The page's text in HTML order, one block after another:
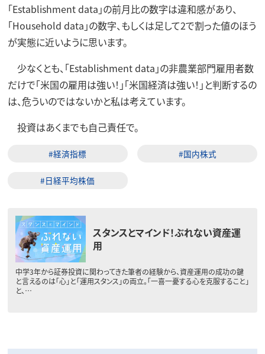
「Establishment data」の前月比の数字は違和感があり、
「Household data」の数字、もしくは足して2で割った値のほう
が実態に近いように思います。
少なくとも、「Establishment data」の非農業部門雇用者数
だけで「米国の雇用は強い！」「米国経済は強い！」と判断するの
は、危ういのではないかと私は考えています。
投資はあくまでも自己責任で。
#経済指標 #国内株式
#日経平均株価
スタンスとマインド！ぶれない資産運
用
中学3年から証券投資に関わってきた筆者の経験から、資産運用の成功の鍵
と言えるのは「心」と「運用スタンス」の両立。「一喜一憂する心を克服すること」
と、…